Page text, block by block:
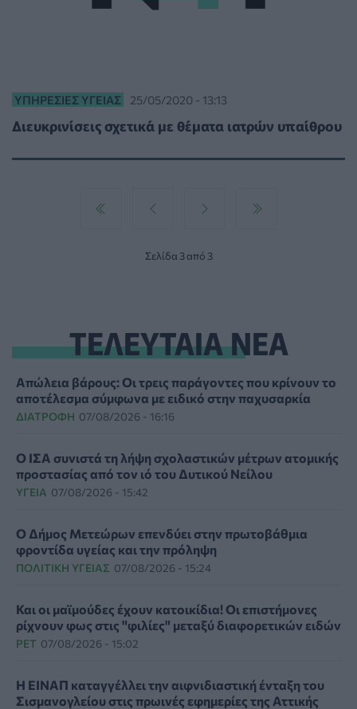
ΥΠΗΡΕΣΊΕΣ ΥΓΕΊΑΣ 25/05/2020 - 13:13
Διευκρινίσεις σχετικά με θέματα ιατρών υπαίθρου
Σελίδα 3 από 3
ΤΕΛΕΥΤΑΙΑ ΝΕΑ
Απώλεια βάρους: Οι τρεις παράγοντες που κρίνουν το
αποτέλεσμα σύμφωνα με ειδικό στην παχυσαρκία
ΔΙΑΤΡΟΦΉ 07/08/2026 - 16:16
Ο ΙΣΑ συνιστά τη λήψη σχολαστικών μέτρων ατομικής
προστασίας από τον ιό του Δυτικού Νείλου
ΥΓΕΊΑ 07/08/2026 - 15:42
Ο Δήμος Μετεώρων επενδύει στην πρωτοβάθμια
φροντίδα υγείας και την πρόληψη
ΠΟΛΙΤΙΚΉ ΥΓΕΊΑΣ 07/08/2026 - 15:24
Και οι μαϊμούδες έχουν κατοικίδια! Οι επιστήμονες
ρίχνουν φως στις "φιλίες" μεταξύ διαφορετικών ειδών
PET 07/08/2026 - 15:02
Η ΕΙΝΑΠ καταγγέλλει την αιφνιδιαστική ένταξη του
Σισμανογλείου στις πρωινές εφημερίες της Αττικής